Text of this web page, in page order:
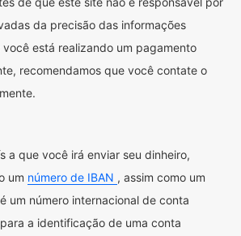
da precisão das informações
está realizando um pagamento
recomendamos que você contate o
a que você irá enviar seu dinheiro,
um número de IBAN , assim como um
um número internacional de conta
a identificação de uma conta